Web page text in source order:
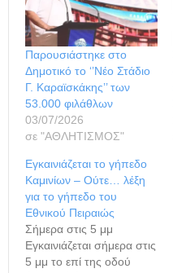
Παρουσιάστηκε στο
Δημοτικό το ‘’Νέο Στάδιο
Γ. Καραϊσκάκης’’ των
53.000 φιλάθλων
03/07/2026
σε "ΑΘΛΗΤΙΣΜΟΣ"
Εγκαινιάζεται το γήπεδο
Καμινίων – Ούτε… λέξη
για το γήπεδο του
Εθνικού Πειραιώς
Σήμερα στις 5 μμ
Εγκαινιάζεται σήμερα στις
5 μμ το επί της οδού